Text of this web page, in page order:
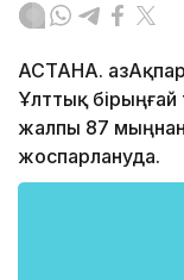
АСТАНА.
Ұлттық
жалпы 87
жоспарлануда.